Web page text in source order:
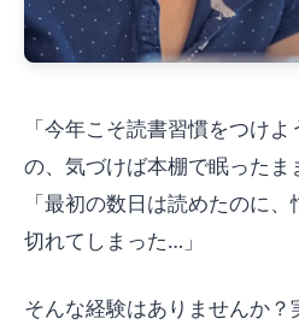
「今年こそ読書習慣をつけ
の、気づけば本棚で眠ったま
「最初の数日は読めたのに
切れてしまった…」
そんな経験はありませんか？